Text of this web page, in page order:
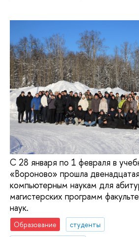
С 28 января по 1 февраля в
«Вороново» прошла
компьютерным наукам для
магистерских программ
наук.
Образование
студенты